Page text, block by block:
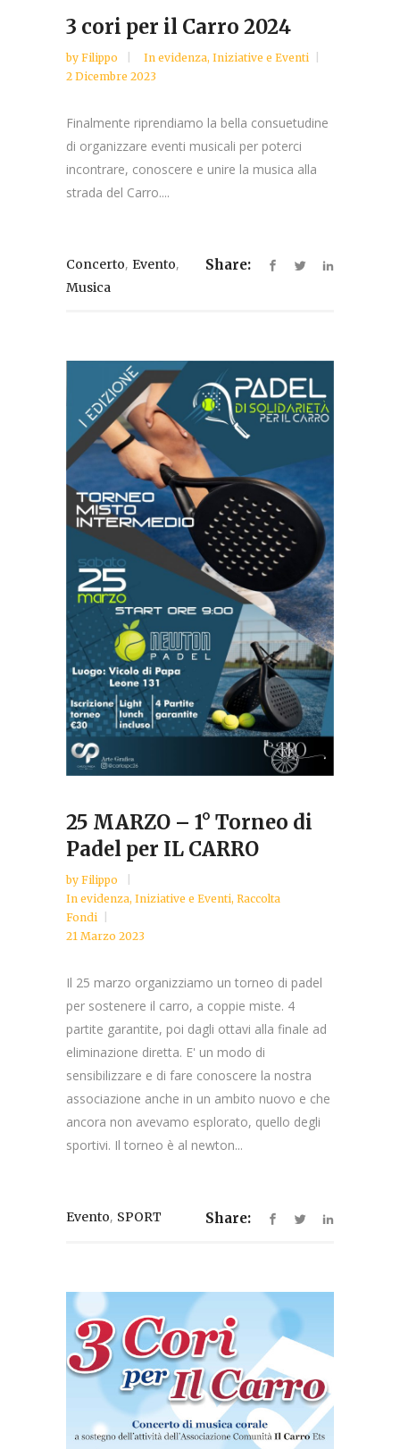
3 cori per il Carro 2024
by Filippo In evidenza, Iniziative e Eventi
2 Dicembre 2023
Finalmente riprendiamo la bella consuetudine
di organizzare eventi musicali per poterci
incontrare, conoscere e unire la musica alla
strada del Carro....
Concerto, Evento,
Musica
Share:
25 MARZO – 1° Torneo di
Padel per IL CARRO
by Filippo
In evidenza, Iniziative e Eventi, Raccolta
Fondi
21 Marzo 2023
Il 25 marzo organizziamo un torneo di padel
per sostenere il carro, a coppie miste. 4
partite garantite, poi dagli ottavi alla finale ad
eliminazione diretta. E' un modo di
sensibilizzare e di fare conoscere la nostra
associazione anche in un ambito nuovo e che
ancora non avevamo esplorato, quello degli
sportivi. Il torneo è al newton...
Evento, SPORT Share: